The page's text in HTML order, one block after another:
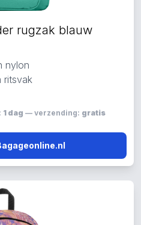
rugzak blauw
nylon
ritsvak
1 dag — verzending: gratis